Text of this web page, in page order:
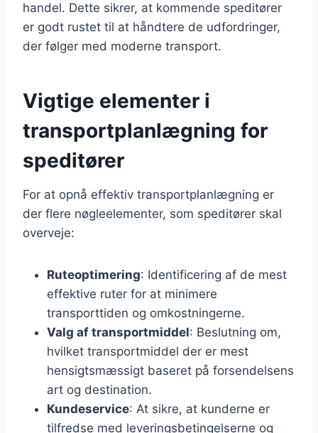
handel. Dette sikrer, at kommende speditører
er godt rustet til at håndtere de udfordringer,
der følger med moderne transport.
Vigtige elementer i
transportplanlægning for
speditører
For at opnå effektiv transportplanlægning er
der flere nøgleelementer, som speditører skal
overveje:
Ruteoptimering: Identificering af de mest
effektive ruter for at minimere
transporttiden og omkostningerne.
Valg af transportmiddel: Beslutning om,
hvilket transportmiddel der er mest
hensigtsmæssigt baseret på forsendelsens
art og destination.
Kundeservice: At sikre, at kunderne er
tilfredse med leveringsbetingelserne og